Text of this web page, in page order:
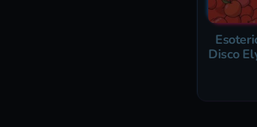
Disco